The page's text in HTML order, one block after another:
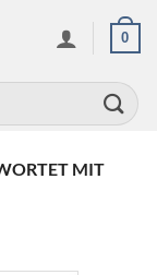
0
MIT